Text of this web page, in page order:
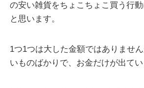
の安い雑貨をちょこちょこ買う行
と思います。
1つ1つは大した金額ではありませ
いものばかりで、お金だけが出てい